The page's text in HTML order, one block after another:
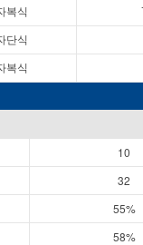
복식
단식
복식
10
32
55%
58%